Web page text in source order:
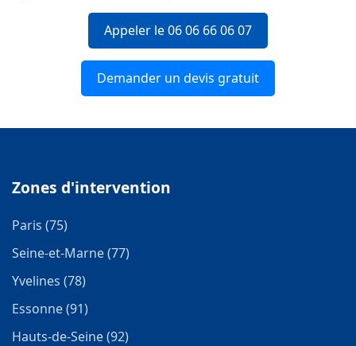
Appeler le 06 06 66 06 07
Demander un devis gratuit
Zones d'intervention
Paris (75)
Seine-et-Marne (77)
Yvelines (78)
Essonne (91)
Hauts-de-Seine (92)